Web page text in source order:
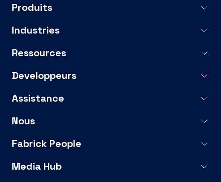
Produits
Industries
Ressources
Developpeurs
Assistance
Nous
Fabrick People
Media Hub